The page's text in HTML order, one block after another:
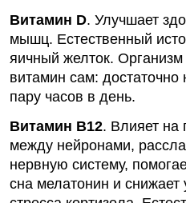
Витамин D. Улучшает
мышц. Естественный
яичный желток.
витамин сам: достаточно
пару часов в день.
Витамин B12. Влияет на
между нейронами,
нервную систему,
сна мелатонин и снижает